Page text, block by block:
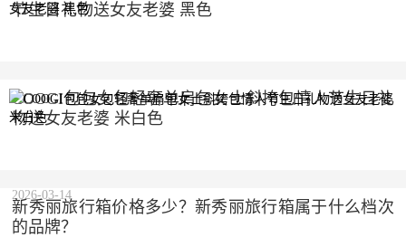
节生日礼物送女友老婆 黑色
COOGI包包女包轻奢单肩包女士斜挎包情人节生日礼
物送女友老婆 米白色
新秀丽旅行箱价格多少？新秀丽旅行箱属于什么档次
的品牌？
2026-03-14